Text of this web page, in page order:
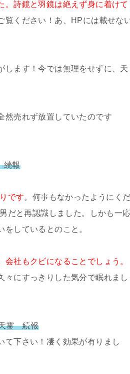
。詩鏡と羽鏡は絶えず身に着けて
覧ください！あ、HPには載せな
します！今では無理をせずに、天
然売れず放置していたのです
報
です。何事もなかったようにく
だと再認識しました。しかも一
しているとのこと。
社もクビになることでしょう。
々にすっきりした気分で眠れまし
霊 続報
て下さい！凄く効果が有りまし